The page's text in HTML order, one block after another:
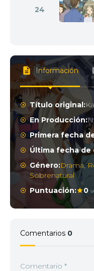
24
Información
Título original:
En Producción:
Primera fecha
Última fecha de
Género:Drama,
Sobrenatural
Puntuación:
0
Comentarios 0
Comentario *